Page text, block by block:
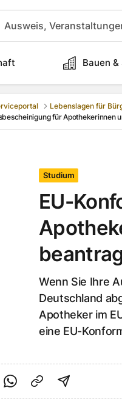
Bauen
Lebenslagen für
für Apothekerinnen
Studium
EU-
Wenn Sie Ihre
Deutschland
Apotheker im
eine EU-
teilen
Twitter teilen
Per Link